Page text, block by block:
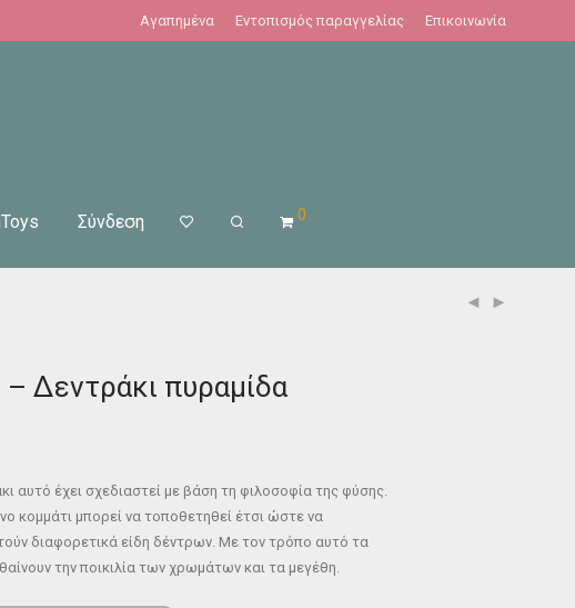
Αγαπημένα Εντοπισμός παραγγελίας Επικοινωνία
Σύνδεση 0
Δεντράκι πυραμίδα
αυτό έχει σχεδιαστεί με βάση τη φιλοσοφία της φύσης.
κομμάτι μπορεί να τοποθετηθεί έτσι ώστε να
διαφορετικά είδη δέντρων. Με τον τρόπο αυτό τα
την ποικιλία των χρωμάτων και τα μεγέθη.